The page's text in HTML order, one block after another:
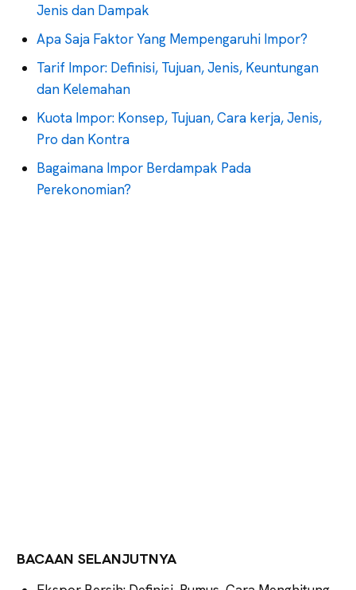
Jenis dan Dampak
Apa Saja Faktor Yang Mempengaruhi Impor?
Tarif Impor: Definisi, Tujuan, Jenis, Keuntungan
dan Kelemahan
Kuota Impor: Konsep, Tujuan, Cara kerja, Jenis,
Pro dan Kontra
Bagaimana Impor Berdampak Pada
Perekonomian?
BACAAN SELANJUTNYA